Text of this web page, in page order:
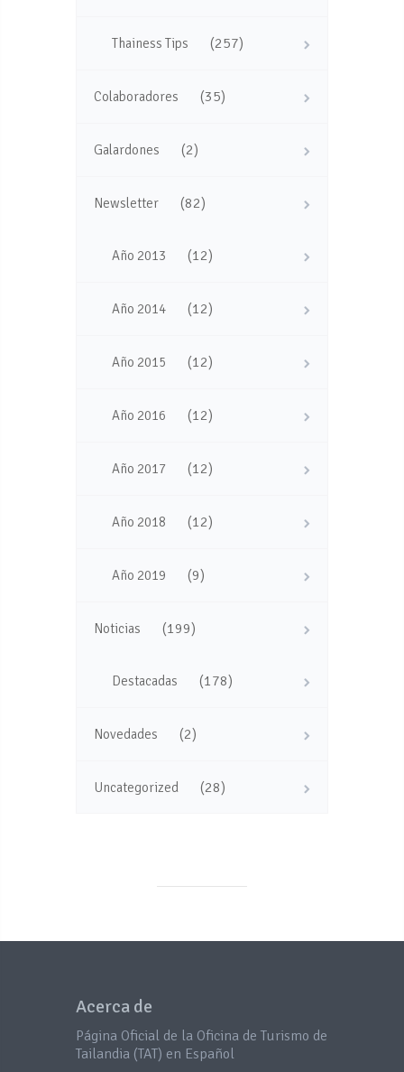
Thainess Tips (257)
Colaboradores (35)
Galardones (2)
Newsletter (82)
Año 2013 (12)
Año 2014 (12)
Año 2015 (12)
Año 2016 (12)
Año 2017 (12)
Año 2018 (12)
Año 2019 (9)
Noticias (199)
Destacadas (178)
Novedades (2)
Uncategorized (28)
Acerca de
Página Oficial de la Oficina de Turismo de
Tailandia (TAT) en Español